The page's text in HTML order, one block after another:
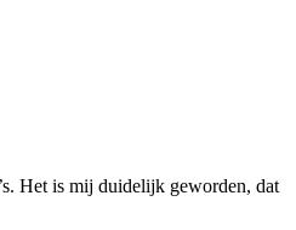
Het is mij duidelijk geworden, dat